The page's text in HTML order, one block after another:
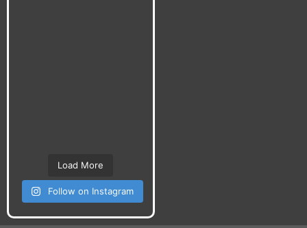
Load More
Follow on Instagram